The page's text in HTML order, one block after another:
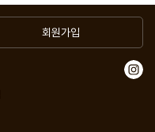
회원가입